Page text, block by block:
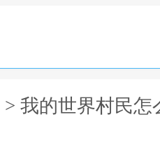
> 我的世界村民